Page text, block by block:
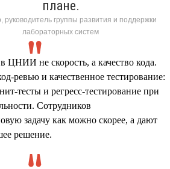
плане.
руководитель группы развития и поддержки
лабораторных систем
ЦНИИ не скорость, а качество кода.
ревью и качественное тестирование:
тесты и регресс-тестирование при
Сотрудников
задачу как можно скорее, а дают
решение.